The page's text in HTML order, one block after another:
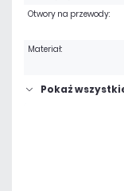
Otwory na przewody:
Materiał:
Pokaż